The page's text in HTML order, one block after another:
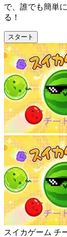
で、誰でも簡単
る！
スタート
スイカゲーム チ